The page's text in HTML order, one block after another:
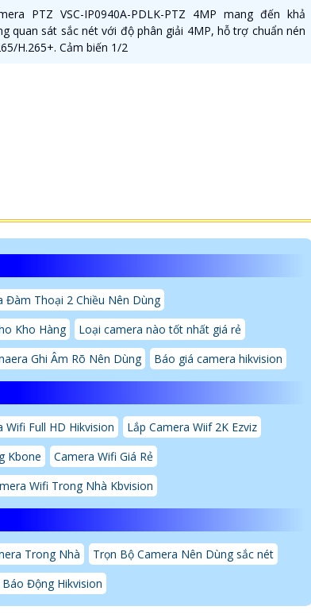
PTZ VSC-IP0940A-PDLK-PTZ 4MP mang đến khả
quan sát sắc nét với độ phân giải 4MP, hỗ trợ chuẩn nén
H.265+. Cảm biến 1/2
Đàm Thoại 2 Chiều Nên Dùng
Kho Hàng
Loại camera nào tốt nhất giá rẻ
Ghi Âm Rõ Nên Dùng Báo giá camera hikvision
Wifi Full HD Hikvision
Lắp Camera Wiif 2K Ezviz
Kbone
Camera Wifi Giá Rẻ
Wifi Trong Nhà Kbvision
Trong Nhà
Trọn Bộ Camera Nên Dùng sắc nét
Động Hikvision